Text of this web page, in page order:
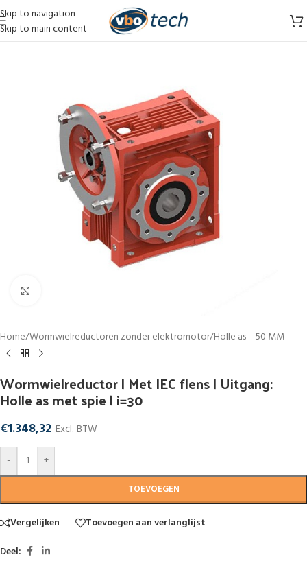
Skip to navigation
Skip to main content
Home/Wormwielreductoren zonder elektromotor/Holle as – 50 MM
Wormwielreductor | Met IEC flens | Uitgang:
Holle as met spie | i=30
€1.348,32 Excl. BTW
-
+
TOEVOEGEN
Vergelijken
Toevoegen aan verlanglijst
Deel: